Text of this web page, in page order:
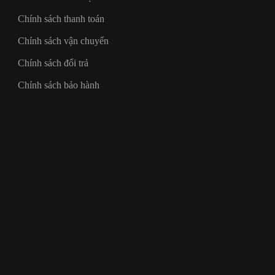
Chính sách thanh toán
Chính sách vận chuyển
Chính sách đổi trả
Chính sách bảo hành